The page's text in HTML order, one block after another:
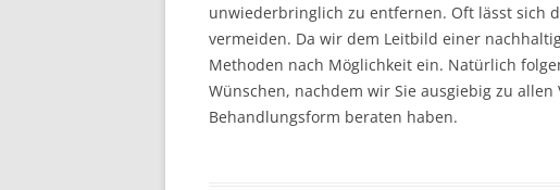
IMPLANTATPROTHETIK
SCHIENENTHERAPIE
FUNKTIONSDIAGNOSTIK
unwiederbringlich zu entfernen. Oft lässt sich
vermeiden. Da wir dem Leitbild einer
Methoden nach Möglichkeit ein. Natürlich
Wünschen, nachdem wir Sie ausgiebig zu
Behandlungsform beraten haben.